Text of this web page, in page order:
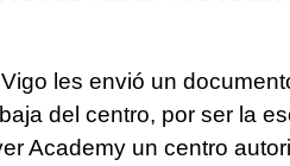
les envió un
del centro, por ser la
Academy un centro